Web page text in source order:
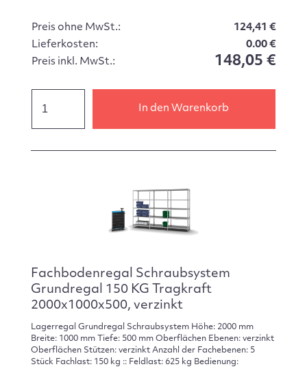
Preis ohne MwSt.:
124,41 €
Lieferkosten:
0.00 €
Preis inkl. MwSt.:
148,05 €
In den Warenkorb
Fachbodenregal Schraubsystem
Grundregal 150 KG Tragkraft
2000x1000x500, verzinkt
Lagerregal Grundregal Schraubsystem Höhe: 2000 mm
Breite: 1000 mm Tiefe: 500 mm Oberflächen Ebenen: verzinkt
Oberflächen Stützen: verzinkt Anzahl der Fachebenen: 5
Stück Fachlast: 150 kg :: Feldlast: 625 kg Bedienung: